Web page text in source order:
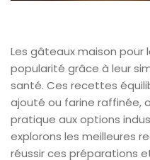
Les gâteaux maison
popularité grâce à leur
santé. Ces recettes
ajouté ou farine raffinée,
pratique aux options
explorons les meilleures
réussir ces préparations